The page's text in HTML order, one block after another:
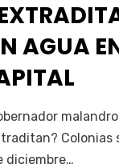
AGUA
Colonias
diciembre…